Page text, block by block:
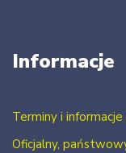
Informacje
Terminy i informacje
Oficjalny,